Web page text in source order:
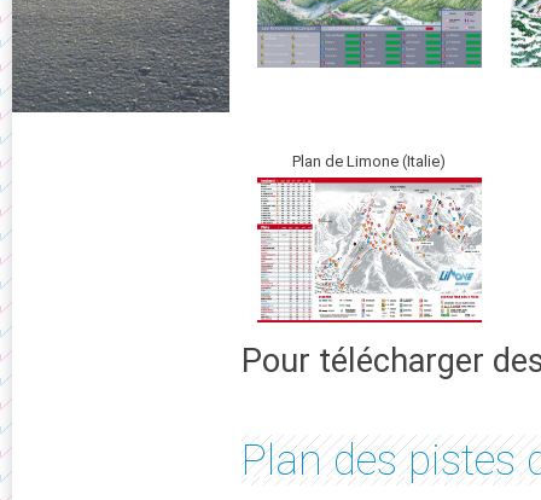
Plan de Limone (Italie)
Pour télécharger
Plan des pistes